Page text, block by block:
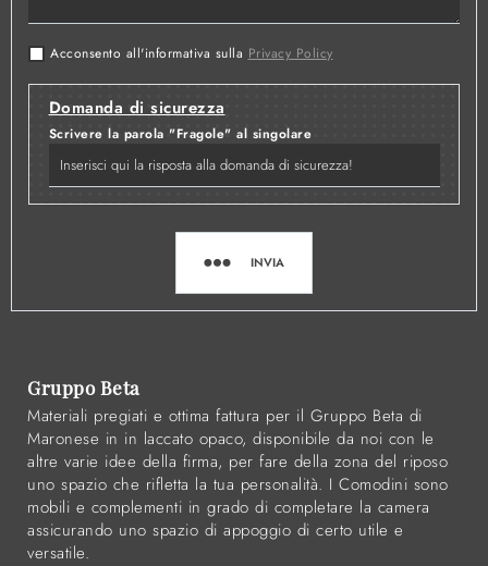
Acconsento all'informativa sulla Privacy Policy
Domanda di sicurezza
Scrivere la parola "Fragole" al singolare
INVIA
Gruppo Beta
Materiali pregiati e ottima fattura per il Gruppo Beta di
Maronese in in laccato opaco, disponibile da noi con le
altre varie idee della firma, per fare della zona del riposo
uno spazio che rifletta la tua personalità. I Comodini sono
mobili e complementi in grado di completare la camera
assicurando uno spazio di appoggio di certo utile e
versatile.